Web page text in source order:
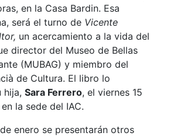
en la Casa Bardin. Esa
será el turno de Vicente
un acercamiento a la vida del
director del Museo de Bellas
(MUBAG) y miembro del
de Cultura. El libro lo
hija, Sara Ferrero, el viernes 15
la sede del IAC.
enero se presentarán otros